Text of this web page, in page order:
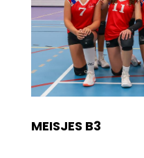
MEISJES B3